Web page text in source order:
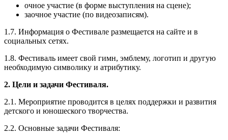
очное участие (в форме выступления на сцене);
заочное участие (по видеозаписям).
1.7. Информация о Фестивале размещается на сайте и в
социальных сетях.
1.8. Фестиваль имеет свой гимн, эмблему, логотип и другую
необходимую символику и атрибутику.
2. Цели и задачи Фестиваля.
2.1. Мероприятие проводится в целях поддержки и развития
детского и юношеского творчества.
2.2. Основные задачи Фестиваля: